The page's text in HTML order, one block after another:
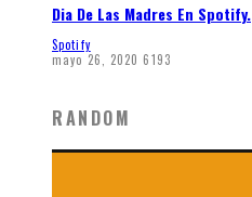
Dia De Las Madres En Spotify.
Spotify
mayo 26, 2020 6193
RANDOM